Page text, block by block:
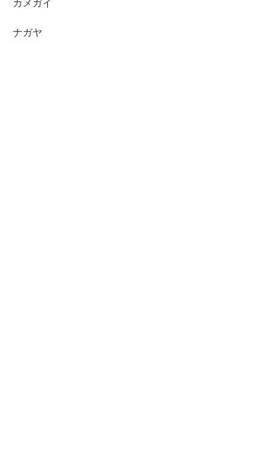
カメガイ
ナガヤ